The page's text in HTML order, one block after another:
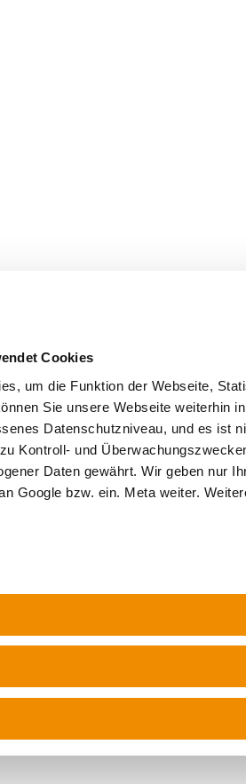
Cookies
um die Funktion der Webseite,
Sie unsere Webseite weiterhin
Datenschutzniveau, und es ist
Kontroll- und
Daten gewährt. Wir geben nur
Google bzw. ein. Meta weiter.